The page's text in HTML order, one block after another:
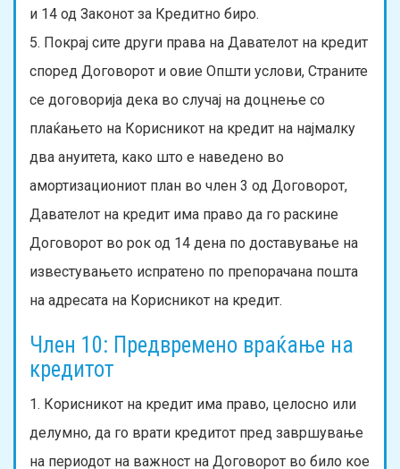
и 14 од Законот за Кредитно биро.
5. Покрај сите други права на Давателот на кредит
според Договорот и овие Општи услови, Страните
се договорија дека во случај на доцнење со
плаќањето на Корисникот на кредит на најмалку
два ануитета, како што е наведено во
амортизациониот план во член 3 од Договорот,
Давателот на кредит има право да го раскине
Договорот во рок од 14 дена по доставување на
известувањето испратено по препорачана пошта
на адресата на Корисникот на кредит.
Член 10: Предвремено враќање на
кредитот
1. Корисникот на кредит има право, целосно или
делумно, да го врати кредитот пред завршување
на периодот на важност на Договорот во било кое